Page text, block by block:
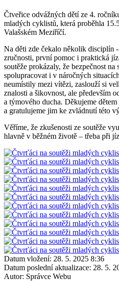
Čtveřice odvážných dětí ze 4.
mladých cyklistů, která proběhla
Valašském Meziříčí.
Na děti zde čekalo několik disciplín
zručnosti, první pomoc i praktická
soutěže prokázaly, že bezpečnost
spolupracovat i v náročných
neumístily mezi vítězi, zaslouží si
znalosti a šikovnost, ale především
a týmového ducha. Děkujeme
a gratulujeme jim ke zvládnutí této
Věříme, že zkušenosti ze soutěže
hlavně v běžném životě – třeba při
Datum vložení: 28. 5. 2025 8:36
Datum poslední aktualizace: 28. 5.
Autor: Správce Webu